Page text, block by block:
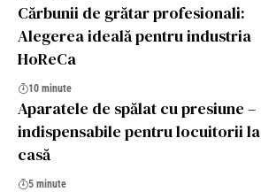
Cărbunii de grătar profesionali:
Alegerea ideală pentru industria
HoReCa
10 minute
Aparatele de spălat cu presiune –
indispensabile pentru locuitorii la
casă
5 minute